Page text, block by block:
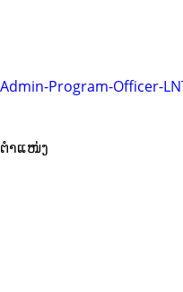
Program-Officer-
າແໜ່ງ